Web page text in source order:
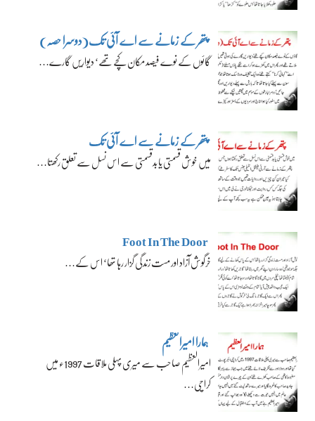
پتھر کے زمانے سے اے آئی تک(دوسرا حصہ)
گائوں کے نوے فیصد مکان کچے تھے‘ دیواریں گارے…
پتھر کے زمانے سے اے آئی تک
میں خوش قسمتی یا بدقسمتی سے اس نسل سے تعلق رکھتا…
Foot In The Door
خرگوش آزاد اور مست زندگی گزار رہا تھا‘ اس کے…
ہمارا امیرالعظیم
امیرالعظیم صاحب سے میری پہلی ملاقات 1997ء میں
کراچی…